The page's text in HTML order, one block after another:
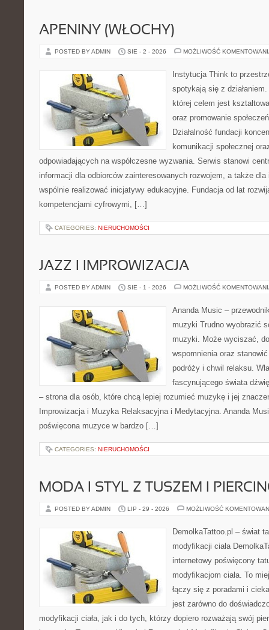
APENINY (WŁOCHY)
POSTED BY ADMIN SIE - 2 - 2026 MOŻLIWOŚĆ
Instytucja Think to
spotykają się z
której celem jest
oraz promowanie
Działalność fundacji
komunikacji społecznej
odpowiadających na współczesne wyzwania. Serwis stanowi
informacji dla odbiorców zainteresowanych rozwojem, a także
wspólnie realizować inicjatywy edukacyjne. Fundacja od lat
kompetencjami cyfrowymi, […]
CATEGORIES: NIERUCHOMOŚCI
JAZZ I IMPROWIZACJA
POSTED BY ADMIN SIE - 1 - 2026 MOŻLIWOŚĆ
Ananda Music –
muzyki Trudno wyobrazić
muzyki. Może wyciszać,
wspomnienia oraz
podróży i chwil relaksu.
fascynującego świata
– strona dla osób, które chcą lepiej rozumieć muzykę i jej
Improwizacja i Muzyka Relaksacyjna i Medytacyjna. Ananda
poświęcona muzyce w bardzo […]
CATEGORIES: NIERUCHOMOŚCI
MODA I STYL Z TUSZEM I
POSTED BY ADMIN LIP - 29 - 2026 MOŻLIWOŚĆ
DemolkaTattoo.pl – świat
modyfikacji ciała
internetowy poświęcony
modyfikacjom ciała. To
łączy się z poradami i
jest zarówno do
modyfikacji ciała, jak i do tych, którzy dopiero rozważają swój